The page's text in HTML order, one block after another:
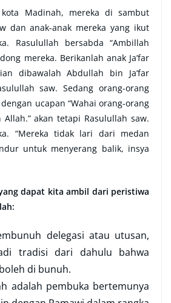
Madinah, mereka di sambut
dan anak-anak mereka yang ikut
Rasulullah bersabda “Ambillah
mereka. Berikanlah anak Ja’far
dibawalah Abdullah bin Ja’far
saw. Sedang orang-orang
ucapan “Wahai orang-orang
akan tetapi Rasulullah saw.
“Mereka tidak lari dari medan
untuk menyerang balik, insya
dapat kita ambil dari peristiwa
delegasi atau utusan,
tradisi dari dahulu bahwa
di bunuh.
adalah pembuka bertemunya